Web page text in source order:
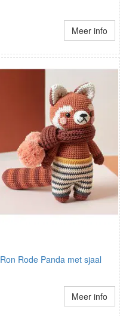
Meer info
Ron Rode Panda met sjaal
Meer info